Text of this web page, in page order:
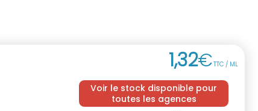
1,32€TTC / ML
Voir le stock disponible pour
toutes les agences